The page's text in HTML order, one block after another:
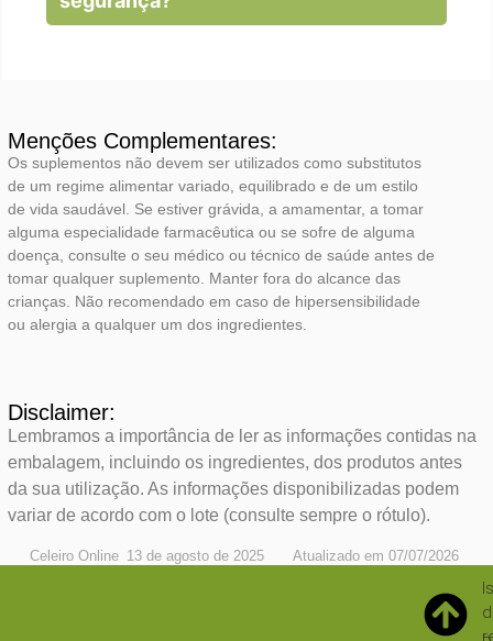
Menções Complementares:
Os suplementos não devem ser utilizados como substitutos
de um regime alimentar variado, equilibrado e de um estilo
de vida saudável. Se estiver grávida, a amamentar, a tomar
alguma especialidade farmacêutica ou se sofre de alguma
doença, consulte o seu médico ou técnico de saúde antes de
tomar qualquer suplemento. Manter fora do alcance das
crianças. Não recomendado em caso de hipersensibilidade
ou alergia a qualquer um dos ingredientes.
Disclaimer:
Lembramos a importância de ler as informações contidas na
embalagem, incluindo os ingredientes, dos produtos antes
da sua utilização. As informações disponibilizadas podem
variar de acordo com o lote (consulte sempre o rótulo).
Celeiro Online 13 de agosto de 2025 Atualizado em 07/07/2026